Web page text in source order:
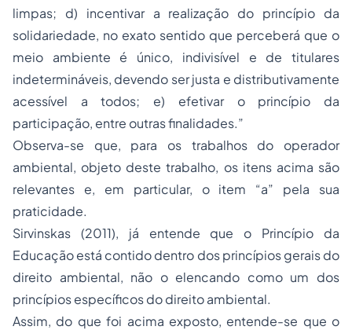
limpas; d) incentivar a realização do princípio da
solidariedade, no exato sentido que perceberá que o
meio ambiente é único, indivisível e de titulares
indetermináveis, devendo ser justa e distributivamente
acessível a todos; e) efetivar o princípio da
participação, entre outras finalidades.”
Observa-se que, para os trabalhos do operador
ambiental, objeto deste trabalho, os itens acima são
relevantes e, em particular, o item “a” pela sua
praticidade.
Sirvinskas (2011), já entende que o Princípio da
Educação está contido dentro dos princípios gerais do
direito ambiental, não o elencando como um dos
princípios específicos do direito ambiental.
Assim, do que foi acima exposto, entende-se que o